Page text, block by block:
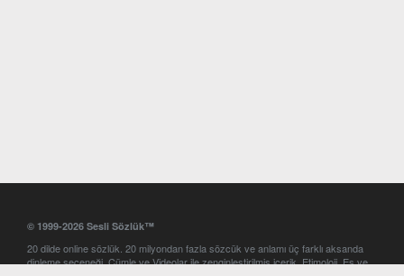
© 1999-2026 Sesli Sözlük™
20 dilde online sözlük. 20 milyondan fazla sözcük ve anlamı üç farklı aksanda
dinleme seçeneği. Cümle ve Videolar ile zenginleştirilmiş içerik. Etimoloji, Eş ve